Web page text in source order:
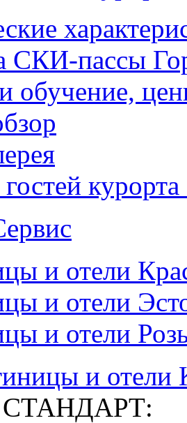
СКИ-пассы
обучение,
и отели
и отели
и отели
и
СТАНДАРТ: